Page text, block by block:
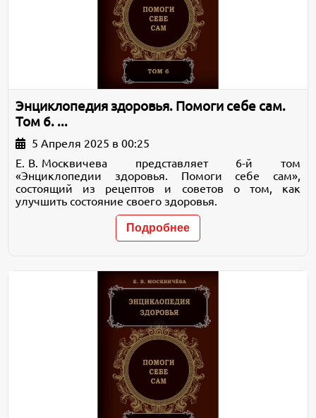
Энциклопедия здоровья. Помоги себе сам.
Том 6. ...
5 Апреля 2025 в 00:25
Е. В. Москвичева представляет 6-й том
«Энциклопедии здоровья. Помоги себе сам»,
состоящий из рецептов и советов о том, как
улучшить состояние своего здоровья.
Подробнее